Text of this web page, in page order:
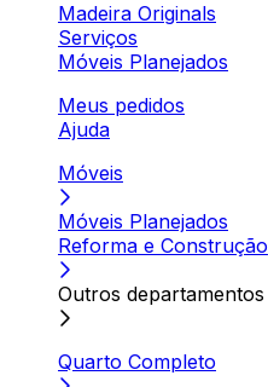
Madeira Originals
Serviços
Móveis Planejados
Meus pedidos
Ajuda
Móveis
Móveis Planejados
Reforma e Construção
Outros departamentos
Quarto Completo